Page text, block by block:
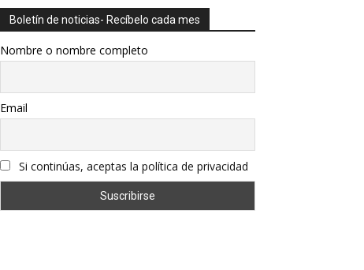
Boletín de noticias- Recíbelo cada mes
Nombre o nombre completo
Email
Si continúas, aceptas la política de privacidad